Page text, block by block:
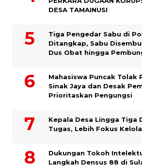
DESA TAMAINUSI
Tiga Pengedar Sabu di
Ditangkap, Sabu
Dus Obat hingga
Mahasiswa Puncak Tolak
Sinak Jaya dan Desak
Prioritaskan Pengungsi
Kepala Desa Lingga Tiga
Tugas, Lebih Fokus Kelola
Dukungan Tokoh
Langkah Densus 88 di